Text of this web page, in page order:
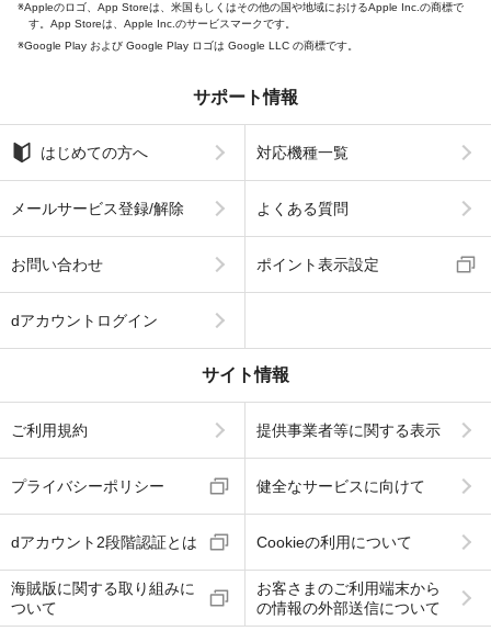
Appleのロゴ、App Storeは、米国もしくはその他の国や地域におけるApple Inc.の商標で
す。App Storeは、Apple Inc.のサービスマークです。
Google Play および Google Play ロゴは Google LLC の商標です。
サポート情報
はじめての方へ 対応機種一覧
メールサービス登録/解除 よくある質問
お問い合わせ ポイント表示設定
dアカウントログイン
サイト情報
ご利用規約 提供事業者等に関する表示
プライバシーポリシー 健全なサービスに向けて
dアカウント2段階認証とは Cookieの利用について
海賊版に関する取り組みに
ついて
お客さまのご利用端末から
の情報の外部送信について